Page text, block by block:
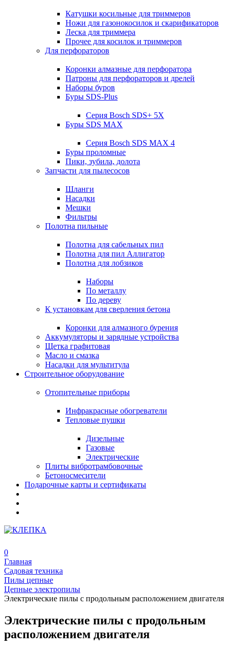
Катушки косильные для триммеров
Ножи для газонокосилок и скарификаторов
Леска для триммера
Прочее для косилок и триммеров
Для перфораторов
Коронки алмазные для перфоратора
Патроны для перфораторов и дрелей
Наборы буров
Буры SDS-Plus
Серия Bosch SDS+ 5X
Буры SDS MAX
Серия Bosch SDS MAX 4
Буры проломные
Пики, зубила, долота
Запчасти для пылесосов
Шланги
Насадки
Мешки
Фильтры
Полотна пильные
Полотна для сабельных пил
Полотна для пил Аллигатор
Полотна для лобзиков
Наборы
По металлу
По дереву
К установкам для сверления бетона
Коронки для алмазного бурения
Аккумуляторы и зарядные устройства
Щетка графитовая
Масло и смазка
Насадки для мультитула
Строительное оборудование
Отопительные приборы
Инфракрасные обогреватели
Тепловые пушки
Дизельные
Газовые
Электрические
Плиты вибротрамбовочные
Бетоносмесители
Подарочные карты и сертификаты
0
Главная
Садовая техника
Пилы цепные
Цепные электропилы
Электрические пилы с продольным расположением двигателя
Электрические пилы с продольным
расположением двигателя